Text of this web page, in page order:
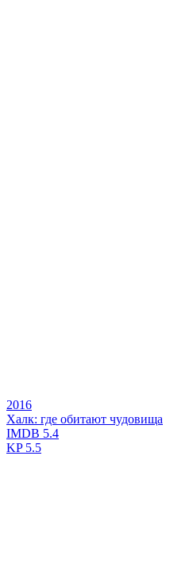
2016
Халк: где обитают чудовища
IMDB 5.4
KP5.5